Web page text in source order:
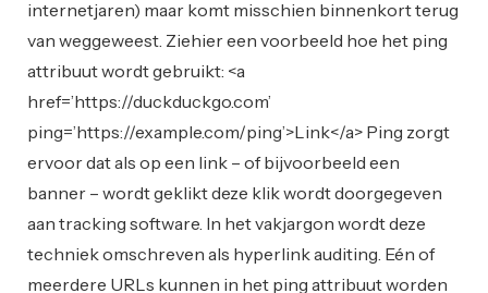
internetjaren) maar komt misschien binnenkort terug
van weggeweest. Ziehier een voorbeeld hoe het ping
attribuut wordt gebruikt: <a
href=’https://duckduckgo.com’
ping=’https://example.com/ping’>Link</a> Ping zorgt
ervoor dat als op een link – of bijvoorbeeld een
banner – wordt geklikt deze klik wordt doorgegeven
aan tracking software. In het vakjargon wordt deze
techniek omschreven als hyperlink auditing. Eén of
meerdere URLs kunnen in het ping attribuut worden